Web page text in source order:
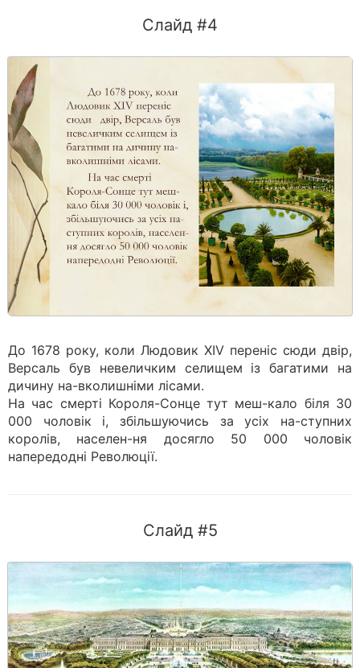
Слайд #4
До 1678 року, коли Людовик XIV переніс сюди двір,
Версаль був невеличким селищем із багатими на
дичину на-вколишніми лісами.
На час смерті Короля-Сонце тут меш-кало біля 30
000 чоловік і, збільшуючись за усіх на-ступних
королів, населен-ня досягло 50 000 чоловік
напередодні Революції.
Слайд #5